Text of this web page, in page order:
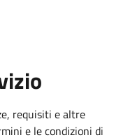
requisiti e altre
e le condizioni di